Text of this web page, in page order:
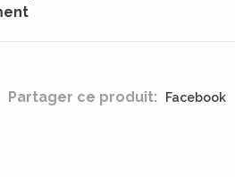
Partager ce produit: Facebook